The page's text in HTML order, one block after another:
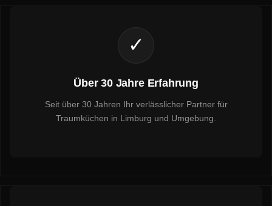
✓
Über 30 Jahre Erfahrung
Seit über 30 Jahren Ihr verlässlicher Partner für
Traumküchen in Limburg und Umgebung.